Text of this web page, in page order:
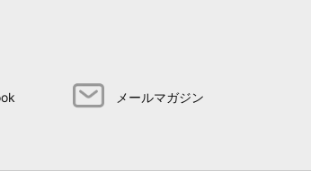
メールマガジン